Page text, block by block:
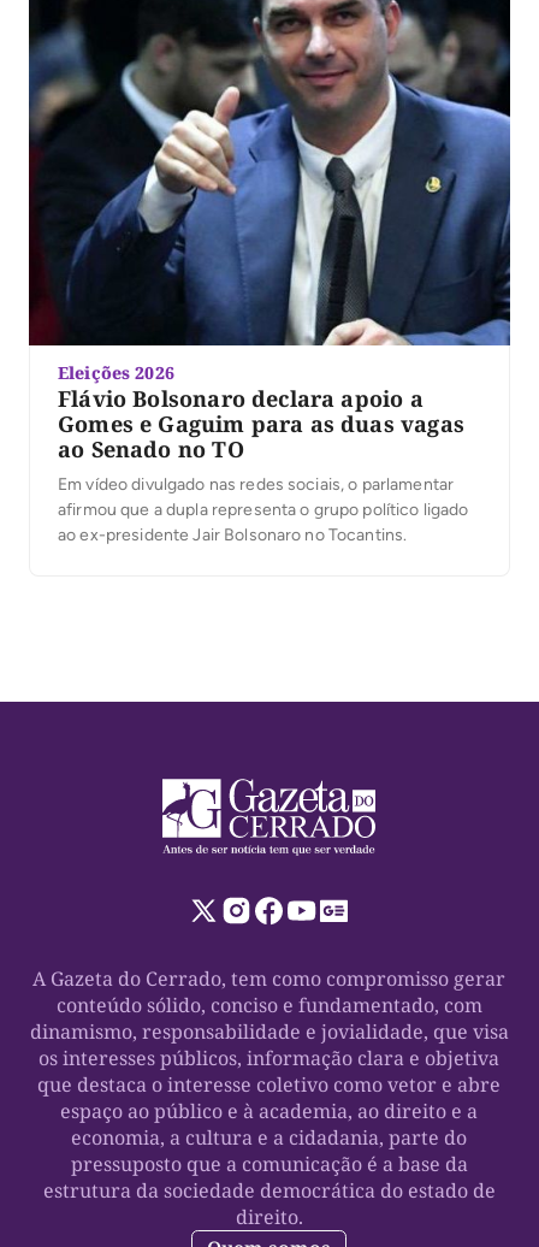
Eleições 2026
Flávio Bolsonaro declara apoio a
Gomes e Gaguim para as duas vagas
ao Senado no TO
Em vídeo divulgado nas redes sociais, o parlamentar
afirmou que a dupla representa o grupo político ligado
ao ex-presidente Jair Bolsonaro no Tocantins.
A Gazeta do Cerrado, tem como compromisso gerar
conteúdo sólido, conciso e fundamentado, com
dinamismo, responsabilidade e jovialidade, que visa
os interesses públicos, informação clara e objetiva
que destaca o interesse coletivo como vetor e abre
espaço ao público e à academia, ao direito e a
economia, a cultura e a cidadania, parte do
pressuposto que a comunicação é a base da
estrutura da sociedade democrática do estado de
direito.